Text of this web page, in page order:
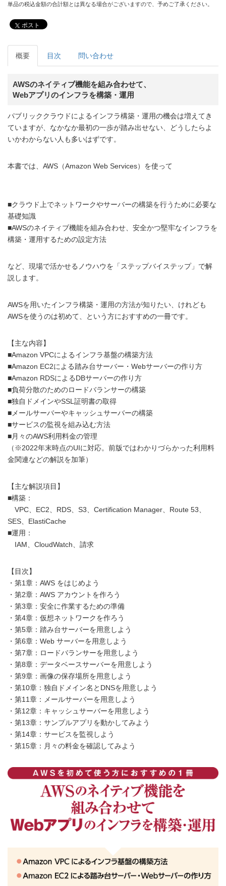
単品の税込金額の合計額とは異なる場合がございますので、予めご了承ください。
ポスト
概要 目次 問い合わせ
AWSのネイティブ機能を組み合わせて、
Webアプリのインフラを構築・運用
パブリッククラウドによるインフラ構築・運用の機会は増えてき
ていますが、なかなか最初の一歩が踏み出せない、どうしたらよ
いかわからない人も多いはずです。
本書では、AWS（Amazon Web Services）を使って
■クラウド上でネットワークやサーバーの構築を行うために必要な
基礎知識
■AWSのネイティブ機能を組み合わせ、安全かつ堅牢なインフラを
構築・運用するための設定方法
など、現場で活かせるノウハウを「ステップバイステップ」で解
説します。
AWSを用いたインフラ構築・運用の方法が知りたい、けれども
AWSを使うのは初めて、という方におすすめの一冊です。
【主な内容】
■Amazon VPCによるインフラ基盤の構築方法
■Amazon EC2による踏み台サーバー・Webサーバーの作り方
■Amazon RDSによるDBサーバーの作り方
■負荷分散のためのロードバランサーの構築
■独自ドメインやSSL証明書の取得
■メールサーバーやキャッシュサーバーの構築
■サービスの監視を組み込む方法
■月々のAWS利用料金の管理
（※2022年末時点のUIに対応。前版ではわかりづらかった利用料
金関連などの解説を加筆）
【主な解説項目】
■構築：
VPC、EC2、RDS、S3、Certification Manager、Route 53、
SES、ElastiCache
■運用：
IAM、CloudWatch、請求
【目次】
・第1章：AWS をはじめよう
・第2章：AWS アカウントを作ろう
・第3章：安全に作業するための準備
・第4章：仮想ネットワークを作ろう
・第5章：踏み台サーバーを用意しよう
・第6章：Web サーバーを用意しよう
・第7章：ロードバランサーを用意しよう
・第8章：データベースサーバーを用意しよう
・第9章：画像の保存場所を用意しよう
・第10章：独自ドメイン名とDNSを用意しよう
・第11章：メールサーバーを用意しよう
・第12章：キャッシュサーバーを用意しよう
・第13章：サンプルアプリを動かしてみよう
・第14章：サービスを監視しよう
・第15章：月々の料金を確認してみよう